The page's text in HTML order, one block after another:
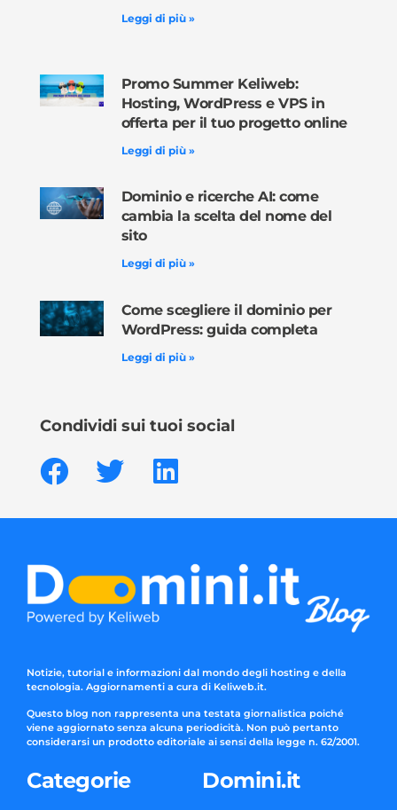
Leggi di più »
Promo Summer Keliweb:
Hosting, WordPress e VPS in
offerta per il tuo progetto online
Leggi di più »
Dominio e ricerche AI: come
cambia la scelta del nome del
sito
Leggi di più »
Come scegliere il dominio per
WordPress: guida completa
Leggi di più »
Condividi sui tuoi social
Notizie, tutorial e informazioni dal mondo degli hosting e della
tecnologia. Aggiornamenti a cura di Keliweb.it.
Questo blog non rappresenta una testata giornalistica poiché
viene aggiornato senza alcuna periodicità. Non può pertanto
considerarsi un prodotto editoriale ai sensi della legge n. 62/2001.
Categorie Domini.it